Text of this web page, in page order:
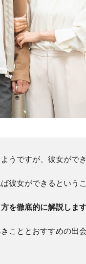
うですが、彼女がで
彼女ができるという
を徹底的に解説しま
こととおすすめの出